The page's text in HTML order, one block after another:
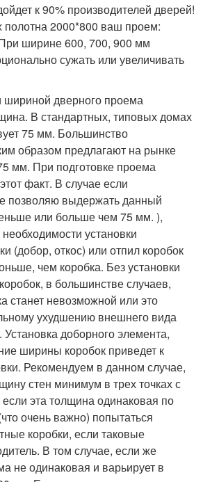
к 90% производителей дверей!
полотна 2000*800 ваш проем:
ширине 600, 700, 900 мм
сужать или увеличивать
шириной дверного проема
В стандартных, типовых домах
75 мм. Большинство
образом предлагают на рынке
мм. При подготовке проема
факт. В случае если
позволяю выдержать данный
или больше чем 75 мм. ),
установки
(добор, откос) или отпил коробок
чем коробка. Без установки
в большинстве случаев,
станет невозможной или это
ухудшению внешнего вида
Установка доборного элемента,
ширины коробок приведет к
Рекомендуем в данном случае,
стен минимум в трех точках с
эта толщина одинаковая по
очень важно) попытаться
коробки, если таковые
В том случае, если же
не одинаковая и варьирует в